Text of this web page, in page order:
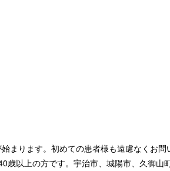
まります。初めての患者様も遠慮なくお問
歳以上の方です。宇治市、城陽市、久御山